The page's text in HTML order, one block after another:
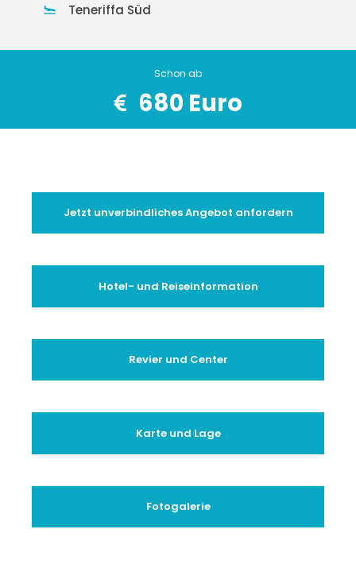
Teneriffa Süd
Schon ab
680 Euro
Jetzt unverbindliches Angebot anfordern
Hotel- und Reiseinformation
Revier und Center
Karte und Lage
Fotogalerie